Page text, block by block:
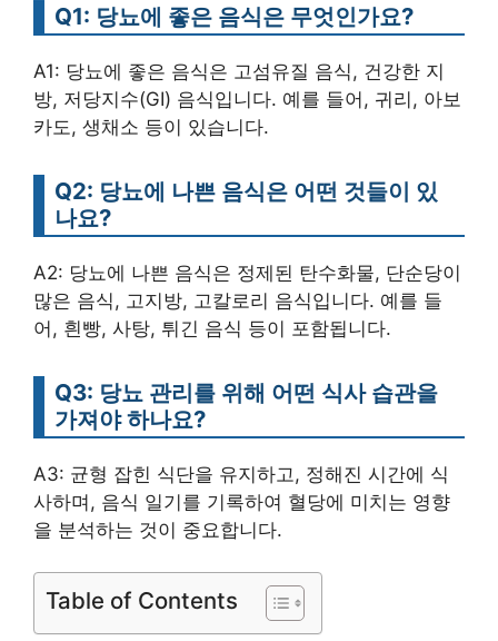
Q1: 당뇨에 좋은 음식은 무엇인가요?
A1: 당뇨에 좋은 음식은 고섬유질 음식, 건강한 지
방, 저당지수(GI) 음식입니다. 예를 들어, 귀리, 아보
카도, 생채소 등이 있습니다.
Q2: 당뇨에 나쁜 음식은 어떤 것들이 있
나요?
A2: 당뇨에 나쁜 음식은 정제된 탄수화물, 단순당이
많은 음식, 고지방, 고칼로리 음식입니다. 예를 들
어, 흰빵, 사탕, 튀긴 음식 등이 포함됩니다.
Q3: 당뇨 관리를 위해 어떤 식사 습관을
가져야 하나요?
A3: 균형 잡힌 식단을 유지하고, 정해진 시간에 식
사하며, 음식 일기를 기록하여 혈당에 미치는 영향
을 분석하는 것이 중요합니다.
Table of Contents